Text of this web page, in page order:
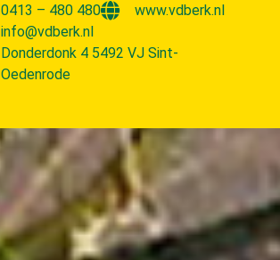
0413 – 480 480
www.vdberk.nl
info@vdberk.nl
Donderdonk 4 5492 VJ Sint-
Oedenrode